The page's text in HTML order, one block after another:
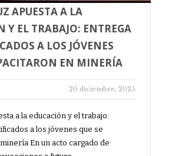
APUESTA A LA
Y EL TRABAJO: ENTREGA
A LOS JÓVENES
EN MINERÍA
20 diciembre, 2025
a la educación y el trabajo:
a los jóvenes que se
En un acto cargado de